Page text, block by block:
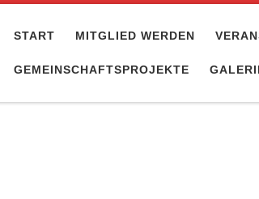
START MITGLIED WERDEN
GEMEINSCHAFTSPROJEKTE